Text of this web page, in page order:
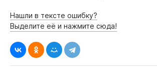
Нашли в тексте ошибку?
Выделите её и нажмите сюда!